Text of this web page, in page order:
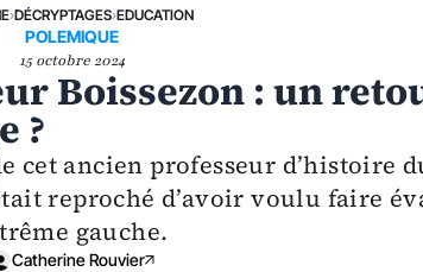
›DÉCRYPTAGES›EDUCATION
POLEMIQUE
15 octobre 2024
Boissezon : un
?
cet ancien professeur d’histoire
reproché d’avoir voulu faire
gauche.
Catherine Rouvier